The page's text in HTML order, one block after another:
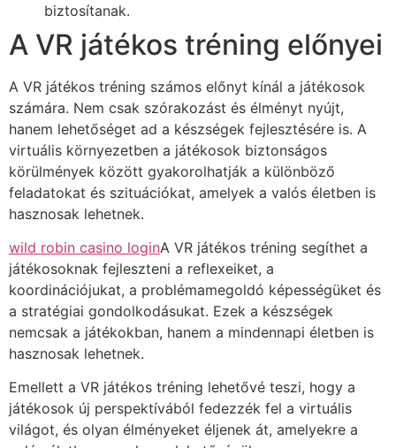
biztosítanak.
A VR játékos tréning előnyei
A VR játékos tréning számos előnyt kínál a játékosok
számára. Nem csak szórakozást és élményt nyújt,
hanem lehetőséget ad a készségek fejlesztésére is. A
virtuális környezetben a játékosok biztonságos
körülmények között gyakorolhatják a különböző
feladatokat és szituációkat, amelyek a valós életben is
hasznosak lehetnek.
wild robin casino loginA VR játékos tréning segíthet a
játékosoknak fejleszteni a reflexeiket, a
koordinációjukat, a problémamegoldó képességüket és
a stratégiai gondolkodásukat. Ezek a készségek
nemcsak a játékokban, hanem a mindennapi életben is
hasznosak lehetnek.
Emellett a VR játékos tréning lehetővé teszi, hogy a
játékosok új perspektívából fedezzék fel a virtuális
világot, és olyan élményeket éljenek át, amelyekre a